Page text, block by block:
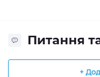
Питання
+